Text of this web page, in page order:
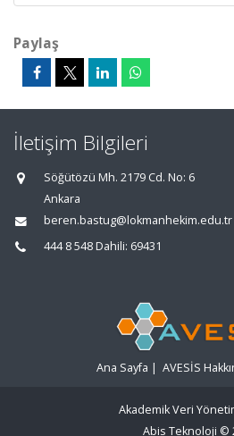
Paylaş
İletişim Bilgileri
Söğütözü Mh. 2179 Cd. No: 6
Ankara
beren.bastug@lokmanhekim.edu.tr
444 8 548 Dahili: 69431
Ana Sayfa | AVESİS
Akademik Veri
Abis Teknoloji ©